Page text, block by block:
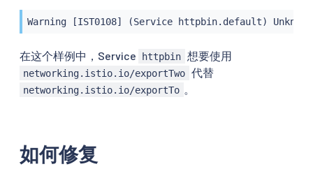
Warning [IST0108] (Service httpbin.default)
在这个样例中，Service httpbin 想要使用
networking.istio.io/exportTwo 代替
networking.istio.io/exportTo
如何修复